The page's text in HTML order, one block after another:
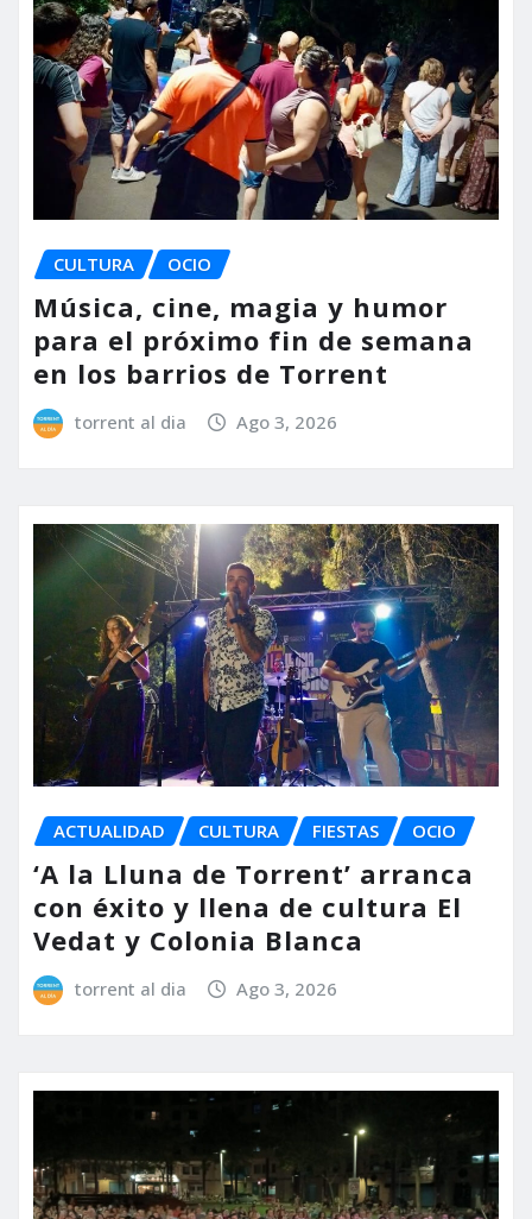
CULTURA OCIO
Música, cine, magia y humor
para el próximo fin de semana
en los barrios de Torrent
torrent al dia Ago 3, 2026
ACTUALIDAD CULTURA FIESTAS OCIO
‘A la Lluna de Torrent’ arranca
con éxito y llena de cultura El
Vedat y Colonia Blanca
torrent al dia Ago 3, 2026